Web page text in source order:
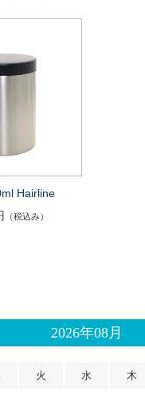
Hairline
（税込み）
2026年08月
火 水 木